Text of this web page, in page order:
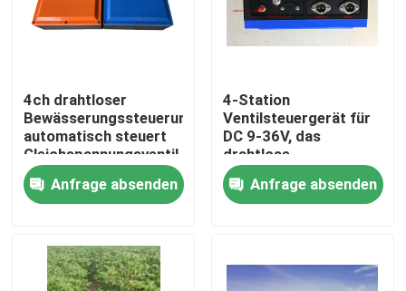
Produkte
4ch drahtloser
Bewässerungssteuerung
automatisch steuert
Gleichspannungsventil
Anfrage absenden
4-Station
Ventilsteuergerät für
DC 9-36V, das
drahtlose
der Ventile 2km
verriegelt
Anfrage absenden